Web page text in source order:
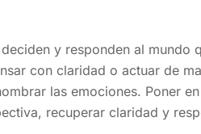
y responden al
con claridad o actuar de
las emociones. Poner
recuperar claridad y